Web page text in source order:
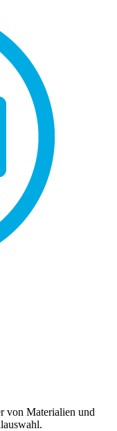
von Materialien und